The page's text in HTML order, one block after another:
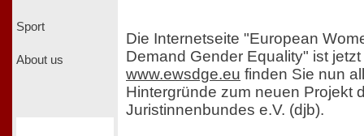
Sport
About us
Die Internetseite "European
Demand Gender Equality" ist
www.ewsdge.eu finden Sie nun
Hintergründe zum neuen Projekt
Juristinnenbundes e.V. (djb).